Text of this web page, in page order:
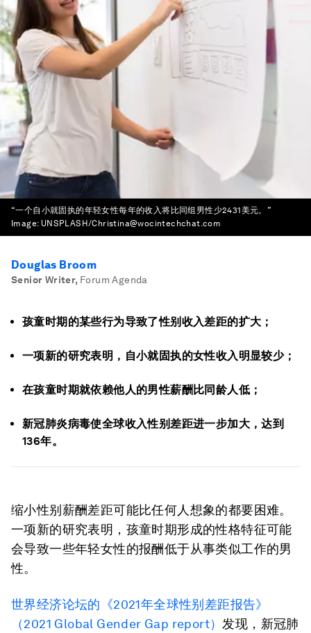
“一个自小就固执的年轻女性每年的收入将比同组男性少2431美元。”
Image: UNSPLASH/Christina@wocintechchat.com
Douglas Broom
Senior Writer, Forum Agenda
孩童时期的某些行为导致了性别收入差距的扩大；
一项新的研究表明，自小就固执的女性收入明显较少；
在孩童时期就依赖他人的男性薪酬比同龄人低；
新冠肺炎病毒使全球收入性别差距进一步加大，达到
136年。
缩小性别薪酬差距可能比任何人想象的都要困难。
一项新的研究表明，孩童时期形成的性格特征可能
会导致一些年轻女性的报酬低于从事类似工作的男
性。
世界经济论坛的《2021年全球性别差距报告》
（2021 Global Gender Gap report） 发现，新冠肺